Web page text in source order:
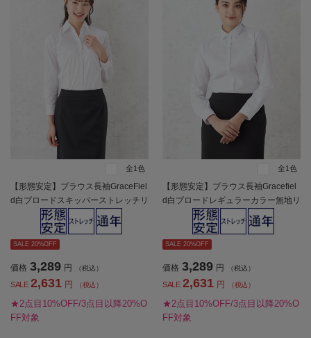
全1色
【形態安定】ブラウス長袖GraceFiel
d白ブロードスキッパーストレッチリ
クルート通年【レディース】
SALE 20%OFF
価格 3,289 円 （税込）
SALE 2,631 円 （税込）
★2点目10%OFF/3点目以降20%O
FF対象
全1色
【形態安定】ブラウス長袖Gracefiel
d白ブロードレギュラーカラー無地リ
クルート通年【レディース】
SALE 20%OFF
価格 3,289 円 （税込）
SALE 2,631 円 （税込）
★2点目10%OFF/3点目以降20%O
FF対象